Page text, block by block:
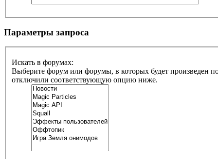
Параметры запроса
Искать в форумах:
Выберите форум или форумы, в которых будет произведен
отключили соответствующую опцию ниже.